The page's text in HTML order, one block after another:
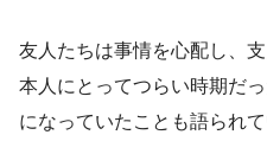
友人たちは事情を心配し、
本人にとってつらい時期だ
になっていたことも語られて